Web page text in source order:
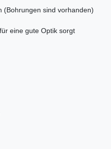
(Bohrungen sind vorhanden)
eine gute Optik sorgt